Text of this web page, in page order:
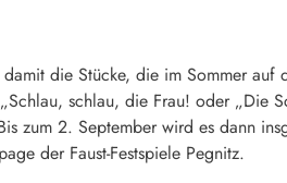
die Stücke, die im Sommer auf
schlau, die Frau! oder „Die
zum 2. September wird es dann
der Faust-Festspiele Pegnitz.